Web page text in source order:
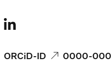
ORCiD-ID 0000-